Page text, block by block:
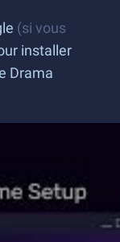
(si vous
installer
Drama